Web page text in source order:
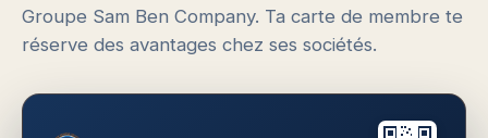
Groupe Sam Ben Company. Ta carte de membre te
réserve des avantages chez ses sociétés.